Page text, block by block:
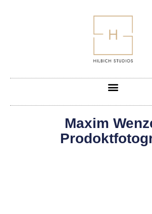
Maxim